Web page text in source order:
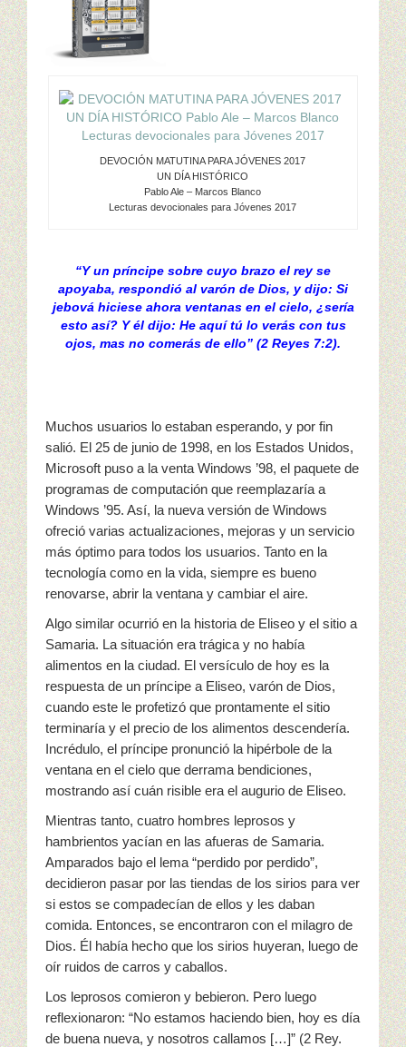
DEVOCIÓN MATUTINA PARA JÓVENES 2017
UN DÍA HISTÓRICO
Pablo Ale – Marcos Blanco
Lecturas devocionales para Jóvenes 2017
“Y un príncipe sobre cuyo brazo el rey se
apoyaba, respondió al varón de Dios, y dijo: Si
jebová hiciese ahora ventanas en el cielo, ¿sería
esto así? Y él dijo: He aquí tú lo verás con tus
ojos, mas no comerás de ello” (2 Reyes 7:2).
Muchos usuarios lo estaban esperando, y por fin
salió. El 25 de junio de 1998, en los Estados Unidos,
Microsoft puso a la venta Windows ’98, el paquete de
programas de computación que reemplazaría a
Windows ’95. Así, la nueva versión de Windows
ofreció varias actualizaciones, mejoras y un servicio
más óptimo para todos los usuarios. Tanto en la
tecnología como en la vida, siempre es bueno
renovarse, abrir la ventana y cambiar el aire.
Algo similar ocurrió en la historia de Eliseo y el sitio a
Samaria. La situación era trágica y no había
alimentos en la ciudad. El versículo de hoy es la
respuesta de un príncipe a Eliseo, varón de Dios,
cuando este le profetizó que prontamente el sitio
terminaría y el precio de los alimentos descendería.
Incrédulo, el príncipe pronunció la hipérbole de la
ventana en el cielo que derrama bendiciones,
mostrando así cuán risible era el augurio de Eliseo.
Mientras tanto, cuatro hombres leprosos y
hambrientos yacían en las afueras de Samaria.
Amparados bajo el lema “perdido por perdido”,
decidieron pasar por las tiendas de los sirios para ver
si estos se compadecían de ellos y les daban
comida. Entonces, se encontraron con el milagro de
Dios. Él había hecho que los sirios huyeran, luego de
oír ruidos de carros y caballos.
Los leprosos comieron y bebieron. Pero luego
reflexionaron: “No estamos haciendo bien, hoy es día
de buena nueva, y nosotros callamos […]” (2 Rey.